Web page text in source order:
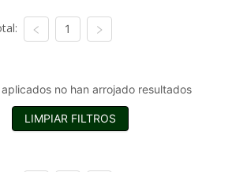
1
no han arrojado resultados
LIMPIAR FILTROS